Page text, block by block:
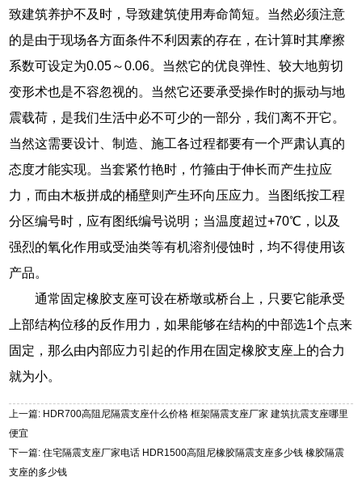
致建筑养护不及时，导致建筑使用寿命简短。当然必须注意
的是由于现场各方面条件不利因素的存在，在计算时其摩擦
系数可设定为0.05～0.06。当然它的优良弹性、较大地剪切
变形术也是不容忽视的。当然它还要承受操作时的振动与地
震载荷，是我们生活中必不可少的一部分，我们离不开它。
当然这需要设计、制造、施工各过程都要有一个严肃认真的
态度才能实现。当套紧竹艳时，竹箍由于伸长而产生拉应
力，而由木板拼成的桶壁则产生环向压应力。当图纸按工程
分区编号时，应有图纸编号说明；当温度超过+70℃，以及
强烈的氧化作用或受油类等有机溶剂侵蚀时，均不得使用该
产品。
通常固定橡胶支座可设在桥墩或桥台上，只要它能承受
上部结构位移的反作用力，如果能够在结构的中部选1个点来
固定，那么由内部应力引起的作用在固定橡胶支座上的合力
就为小。
上一篇: HDR700高阻尼隔震支座什么价格 框架隔震支座厂家 建筑抗震支座哪里
便宜
下一篇: 住宅隔震支座厂家电话 HDR1500高阻尼橡胶隔震支座多少钱 橡胶隔震
支座的多少钱